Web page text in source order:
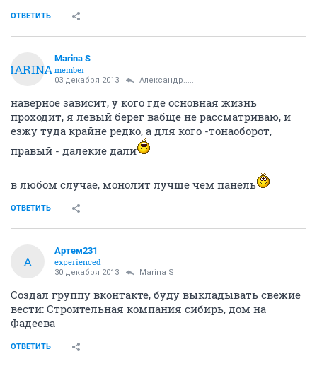
ОТВЕТИТЬ
MARINA
Marina S
member
03 декабря 2013 Александр.....
наверное зависит, у кого где основная жизнь
проходит, я левый берег вабще не рассматриваю, и
езжу туда крайне редко, а для кого -тонаоборот,
правый - далекие дали
в любом случае, монолит лучше чем панель
ОТВЕТИТЬ
А
Артем231
experienced
30 декабря 2013 Marina S
Создал группу вконтакте, буду выкладывать свежие
вести: Строительная компания сибирь, дом на
Фадеева
ОТВЕТИТЬ